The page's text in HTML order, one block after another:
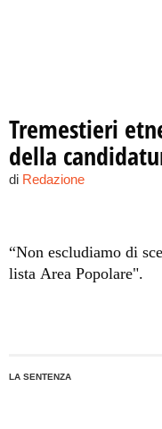
Tremestieri
della
di Redazione
“Non escludiamo di
lista Area Popolare".
LA SENTENZA